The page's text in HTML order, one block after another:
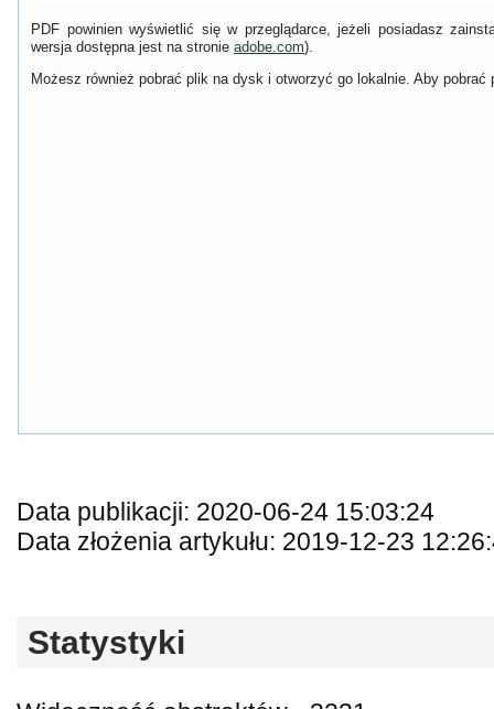
PDF powinien wyświetlić się w przeglądarce, jeżeli posiadasz
wersja dostępna jest na stronie adobe.com).
Możesz również pobrać plik na dysk i otworzyć go lokalnie. Aby
Data publikacji: 2020-06-24 15:03:24
Data złożenia artykułu: 2019-12-23
Statystyki